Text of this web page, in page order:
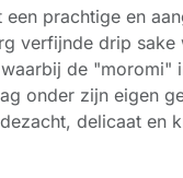
prachtige en
verfijnde drip
de "moromi"
onder zijn eigen
delicaat en